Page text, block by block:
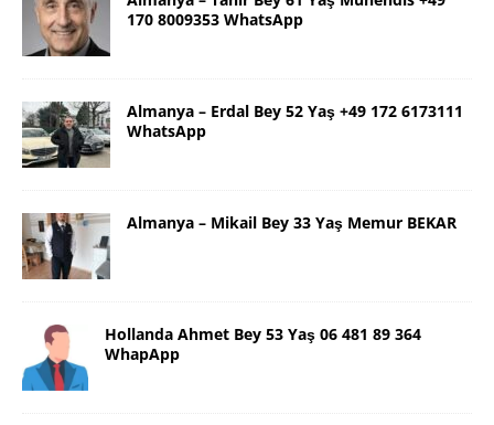
170 8009353 WhatsApp
Almanya – Erdal Bey 52 Yaş +49 172 6173111
WhatsApp
Almanya – Mikail Bey 33 Yaş Memur BEKAR
Hollanda Ahmet Bey 53 Yaş 06 481 89 364
WhapApp